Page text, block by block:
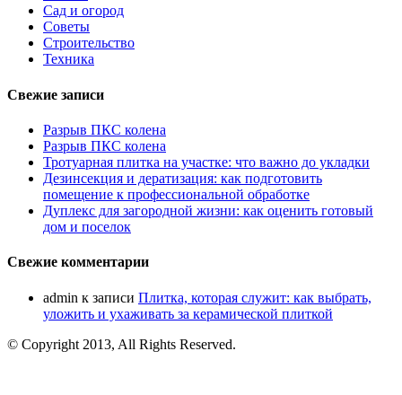
Сад и огород
Советы
Строительство
Техника
Свежие записи
Разрыв ПКС колена
Разрыв ПКС колена
Тротуарная плитка на участке: что важно до укладки
Дезинсекция и дератизация: как подготовить
помещение к профессиональной обработке
Дуплекс для загородной жизни: как оценить готовый
дом и поселок
Свежие комментарии
admin к записи Плитка, которая служит: как выбрать,
уложить и ухаживать за керамической плиткой
© Copyright 2013, All Rights Reserved.